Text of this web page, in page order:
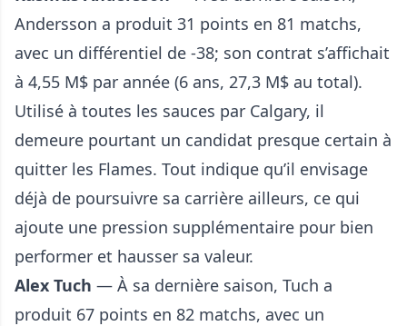
Andersson a produit 31 points en 81 matchs,
avec un différentiel de -38; son contrat s’affichait
à 4,55 M$ par année (6 ans, 27,3 M$ au total).
Utilisé à toutes les sauces par Calgary, il
demeure pourtant un candidat presque certain à
quitter les Flames. Tout indique qu’il envisage
déjà de poursuivre sa carrière ailleurs, ce qui
ajoute une pression supplémentaire pour bien
performer et hausser sa valeur.
Alex Tuch — À sa dernière saison, Tuch a
produit 67 points en 82 matchs, avec un